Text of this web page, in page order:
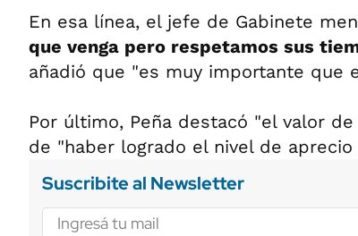
En esa línea, el jefe de Gabinete
que venga pero respetamos sus
añadió que "es muy importante que
Por último, Peña destacó "el valor
de "haber logrado el nivel de
Suscribite al Newsletter